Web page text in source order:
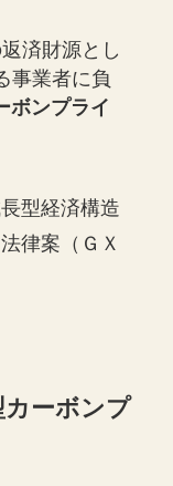
済財源とし
事業者に負
ボンプライ
型経済構造
律案（ＧＸ
カーボンプ